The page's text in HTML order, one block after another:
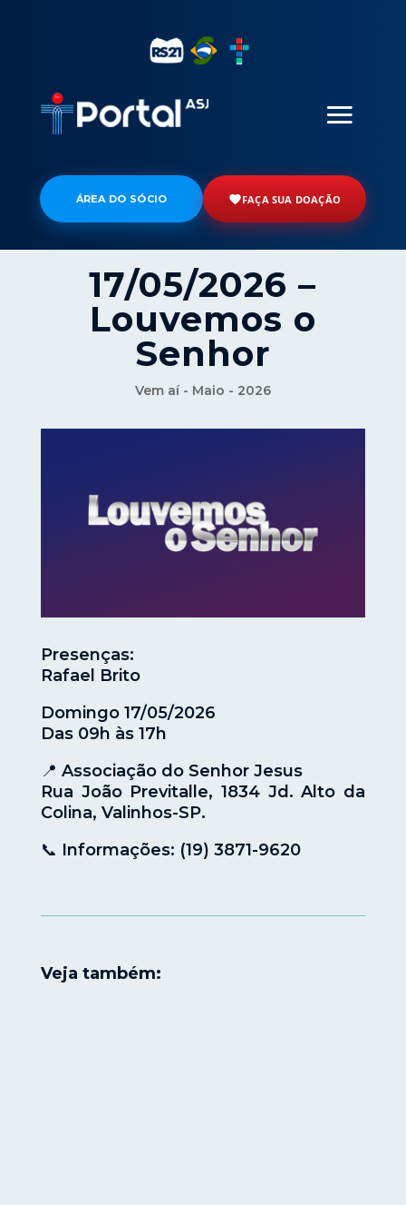
ÁREA DO SÓCIO FAÇA SUA DOAÇÃO
17/05/2026 –
Louvemos o
Senhor
Vem aí - Maio - 2026
Presenças:
Rafael Brito
Domingo 17/05/2026
Das 09h às 17h
📍 Associação do Senhor Jesus
Rua João Previtalle, 1834 Jd. Alto da
Colina, Valinhos-SP.
📞 Informações: (19) 3871-9620
Veja também: